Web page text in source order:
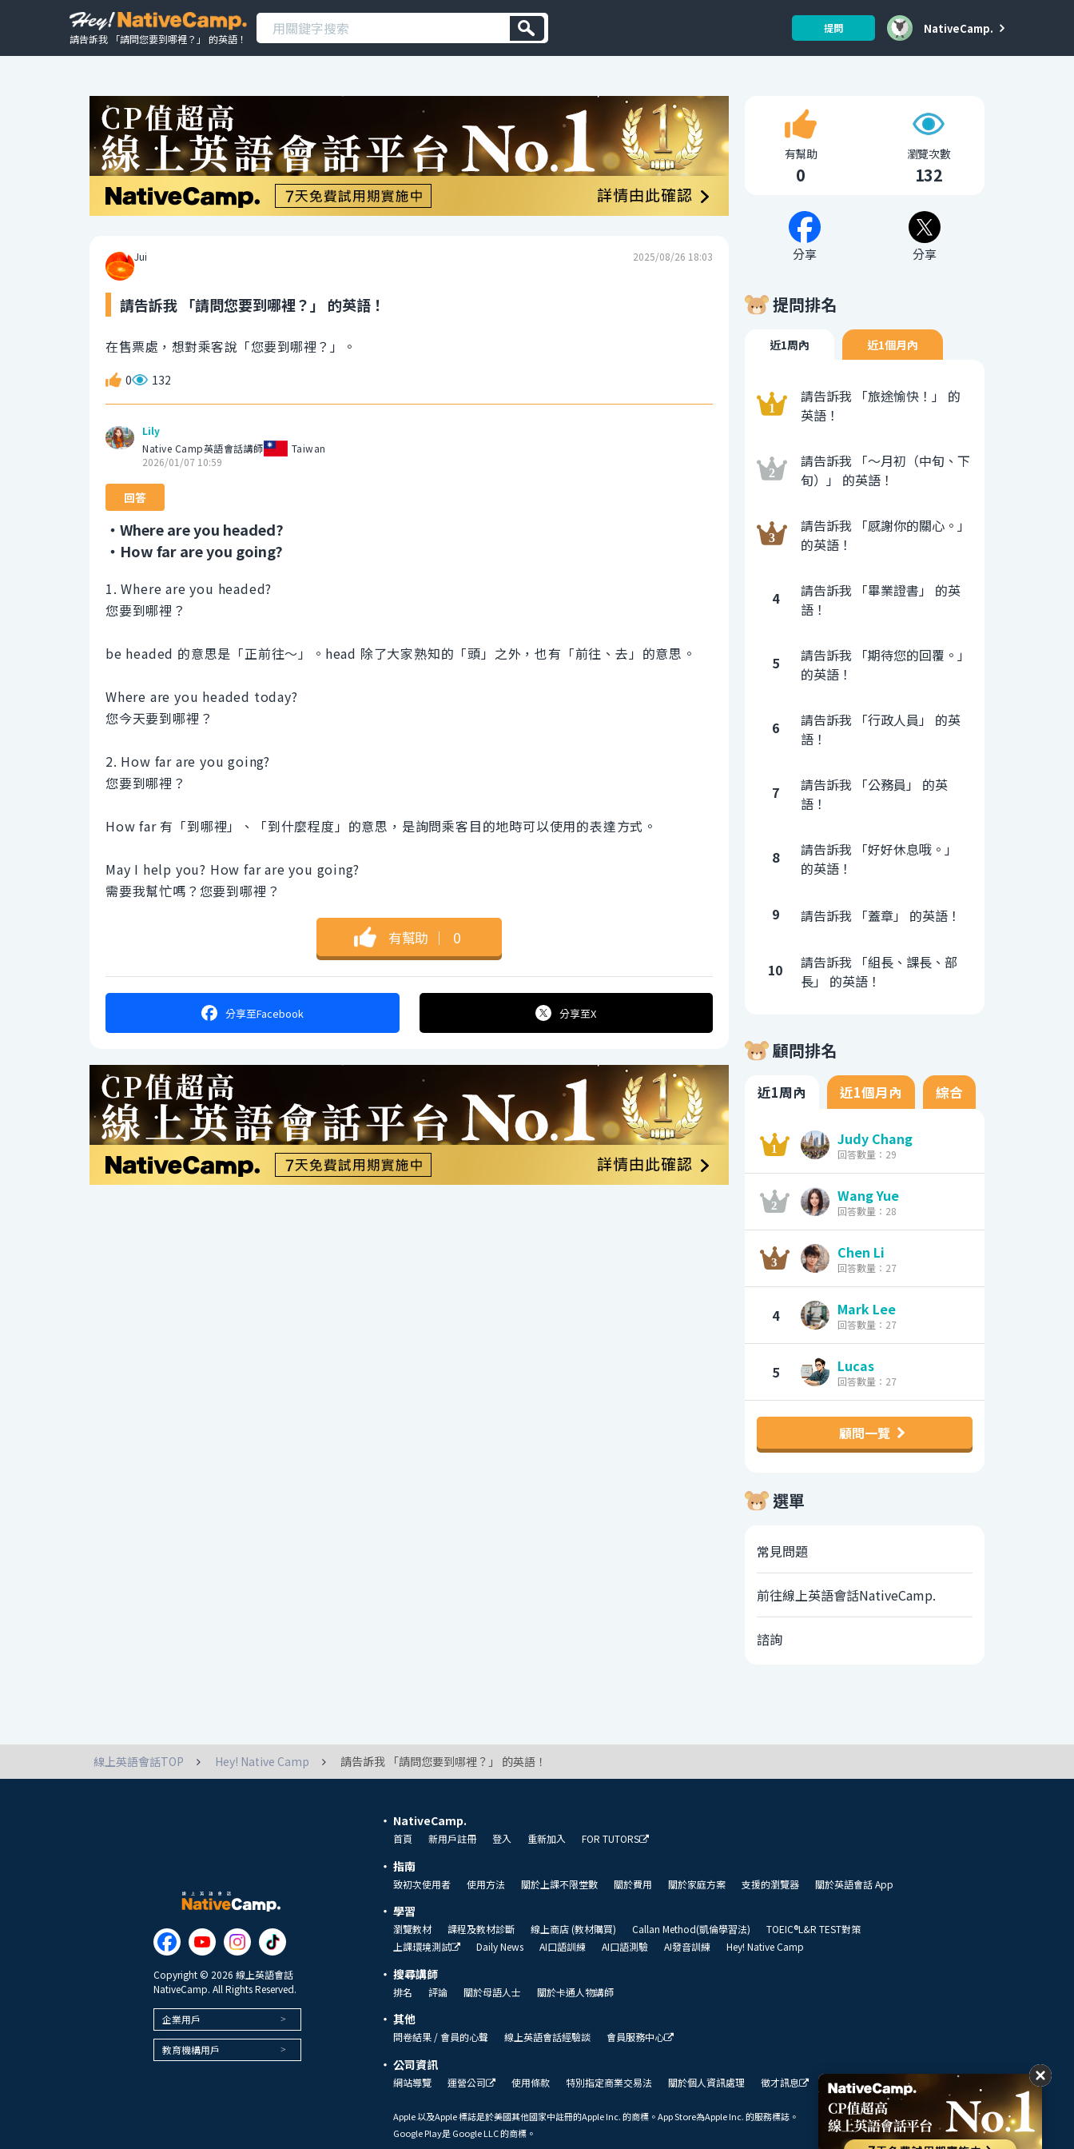
請告訴我 「請問您要到哪裡？」 的英語！
提問 NativeCamp.
Jui 2025/08/26 18:03
請告訴我 「請問您要到哪裡？」 的英語！
在售票處，想對乘客說「您要到哪裡？」。
0 132
Lily
Native Camp英語會話講師
Taiwan
2026/01/07 10:59
回答
・Where are you headed?
・How far are you going?
1. Where are you headed?
您要到哪裡？
be headed 的意思是「正前往～」。head 除了大家熟知的「頭」之外，也有「前往、去」的意思。
Where are you headed today?
您今天要到哪裡？
2. How far are you going?
您要到哪裡？
How far 有「到哪裡」、「到什麼程度」的意思，是詢問乘客目的地時可以使用的表達方式。
May I help you? How far are you going?
需要我幫忙嗎？您要到哪裡？
有幫助 ｜ 0
分享至Facebook 分享至X
有幫助
0
瀏覽次數
132
分享 分享
提問排名
近1周內 近1個月內
請告訴我 「旅途愉快！」 的
英語！
請告訴我 「〜月初（中旬、下
旬）」 的英語！
請告訴我 「感謝你的關心。」
的英語！
4
請告訴我 「畢業證書」 的英
語！
5
請告訴我 「期待您的回覆。」
的英語！
6
請告訴我 「行政人員」 的英
語！
7
請告訴我 「公務員」 的英
語！
8
請告訴我 「好好休息哦。」
的英語！
9 請告訴我 「蓋章」 的英語！
10
請告訴我 「組長、課長、部
長」 的英語！
顧問排名
近1周內 近1個月內 綜合
Judy Chang
回答數量：29
Wang Yue
回答數量：28
Chen Li
回答數量：27
4 Mark Lee
回答數量：27
5 Lucas
回答數量：27
顧問一覽
選單
常見問題
前往線上英語會話NativeCamp.
諮詢
線上英語會話TOP Hey! Native Camp 請告訴我 「請問您要到哪裡？」 的英語！
Copyright © 2026 線上英語會話
NativeCamp. All Rights Reserved.
企業用戶
教育機構用戶
NativeCamp.
首頁 新用戶註冊 登入 重新加入 FOR TUTORS
指南
致初次使用者 使用方法 關於上課不限堂數 關於費用 關於家庭方案 支援的瀏覽器 關於英語會話 App
學習
瀏覽教材 課程及教材診斷 線上商店 (教材購買) Callan Method(凱倫學習法)
TOEIC®L&R TEST對策
上課環境測試
Daily News AI口語訓練 AI口語測驗 AI發音訓練 Hey! Native Camp
搜尋講師
排名 評論 關於母語人士 關於卡通人物講師
其他
問卷結果 / 會員的心聲 線上英語會話經驗談 會員服務中心
公司資訊
網站導覽 運營公司 使用條款 特別指定商業交易法 關於個人資訊處理 徵才訊息 我們的展望
Apple 以及Apple 標誌是於美國其他國家中註冊的Apple Inc. 的商標。App Store為Apple Inc. 的服務標誌。
Google Play是 Google LLC 的商標。